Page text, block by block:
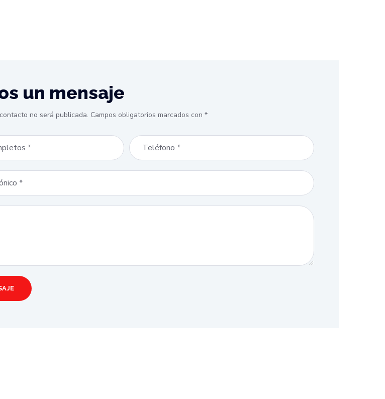
un mensaje
no será publicada. Campos obligatorios marcados con *